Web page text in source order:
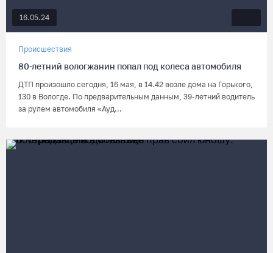
16.05.24
Происшествия
80-летний вологжанин попал под колеса автомобиля
ДТП произошло сегодня, 16 мая, в 14.42 возле дома на Горького,
130 в Вологде. По предварительным данным, 39-летний водитель
за рулем автомобиля «Ауд...